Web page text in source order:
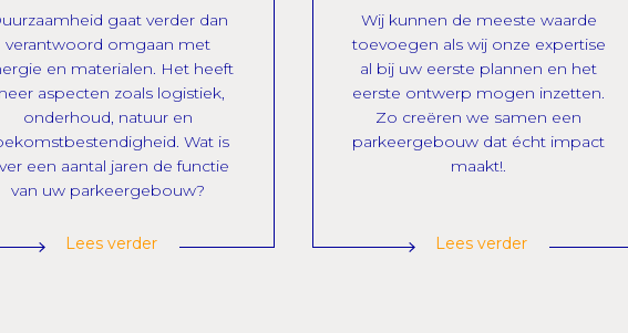
gaat verder dan
verantwoord omgaan met
en materialen. Het heeft
aspecten zoals logistiek,
onderhoud, natuur en
Wat is
een aantal jaren de functie
van uw parkeergebouw?
Lees verder
Wij kunnen de meeste waarde
toevoegen als wij onze expertise
al bij uw eerste plannen en het
eerste ontwerp mogen inzetten.
Zo creëren we samen een
parkeergebouw dat écht impact
maakt!.
Lees verder